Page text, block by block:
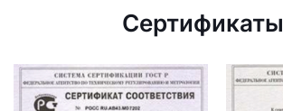
Сертификаты